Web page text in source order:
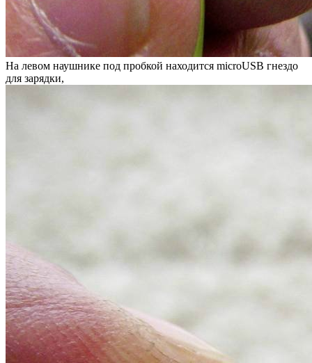
На левом наушнике под пробкой находится microUSB гнездо
для зарядки,